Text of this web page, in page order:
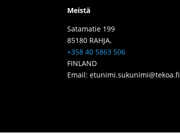
Meistä
Satamatie 199
85180 RAHJA,
+358 40 5863 506
FINLAND
Email: etunimi.sukunimi@tekoa.fi